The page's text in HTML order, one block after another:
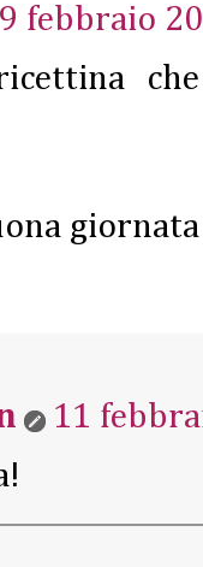
9 febbraio
giornata
11